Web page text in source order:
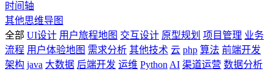
时间轴
其他思维导图
全部 UI设计 用户旅程地图 交互设计 原型规划 项目管理 业务
流程 用户体验地图 需求分析 其他技术 云 php 算法 前端开发
架构 java 大数据 后端开发 运维 Python AI 渠道运营 数据分析